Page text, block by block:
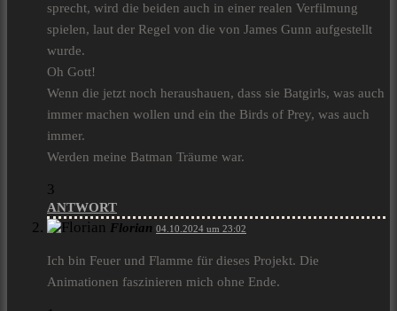
sprecht, wird die beiden auch in einer realen Verfilmung
spielen, laut der Regel von die von James Gunn aufgestellt
wurde.
Oh Gott!
Wenn die jetzt noch heraushauen, dass sie Batgirls, was auch
immer machen wollen und ein the Birds of Prey, was auch
immer.
Werden meine Batman Träume war.
3
ANTWORT
Florian 04.10.2024 um 23:02
Ich bin Feuer und Flamme für dieses Projekt. Die
Animationen faszinieren mich ohne Ende.